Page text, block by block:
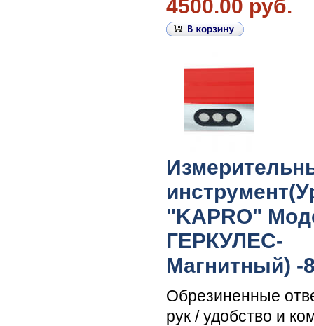
4500.00 руб.
"KAPRO"
ГЕРКУЛЕС-
Магнитный) -
Обрезиненные
рук / удобство и